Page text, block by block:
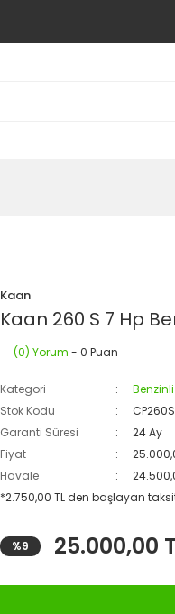
Kaan
Kaan 260 S 7 Hp
(0) Yorum - 0 Puan
Kategori
Stok Kodu
CP260S
Garanti Süresi
24 Ay
Fiyat
Havale
*2.750,00 TL den başlayan
%9 25.000,00